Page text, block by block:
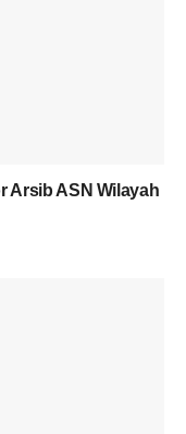
Arsib ASN Wilayah